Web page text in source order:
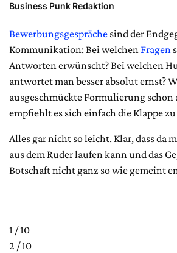
Business Punk Redaktion
Bewerbungsgespräche sind der
Kommunikation: Bei welchen Fragen
Antworten erwünscht? Bei welchen
antwortet man besser absolut ernst?
ausgeschmückte Formulierung schon
empfiehlt es sich einfach die Klappe
Alles gar nicht so leicht. Klar, dass da
aus dem Ruder laufen kann und das
Botschaft nicht ganz so wie gemeint
1 / 10
2 / 10